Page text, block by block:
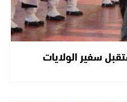
سفير الولايات